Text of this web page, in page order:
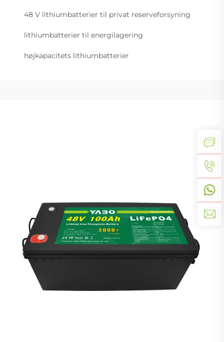
48 V lithiumbatterier til privat reserveforsyning
lithiumbatterier til energilagering
højkapacitets lithiumbatterier